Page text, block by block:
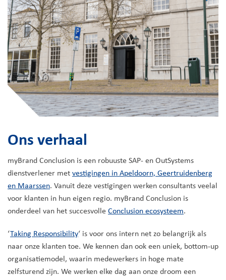
Ons verhaal
myBrand Conclusion is een robuuste SAP- en OutSystems
dienstverlener met vestigingen in Apeldoorn, Geertruidenberg
en Maarssen. Vanuit deze vestigingen werken consultants veelal
voor klanten in hun eigen regio. myBrand Conclusion is
onderdeel van het succesvolle Conclusion ecosysteem.
‘Taking Responsibility‘ is voor ons intern net zo belangrijk als
naar onze klanten toe. We kennen dan ook een uniek, bottom-up
organisatiemodel, waarin medewerkers in hoge mate
zelfsturend zijn. We werken elke dag aan onze droom een